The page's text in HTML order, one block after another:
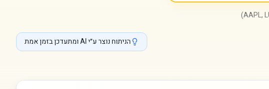
הניתוח נוצר ע״י AI ומתעדכן בזמן אמת